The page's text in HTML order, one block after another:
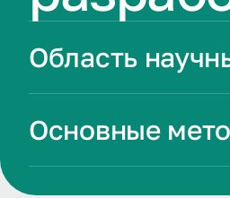
Область
Основные